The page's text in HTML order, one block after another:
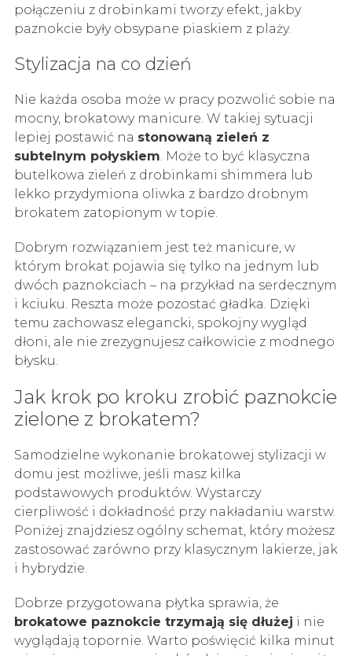
połączeniu z drobinkami tworzy efekt, jakby
paznokcie były obsypane piaskiem z plaży.
Stylizacja na co dzień
Nie każda osoba może w pracy pozwolić sobie na
mocny, brokatowy manicure. W takiej sytuacji
lepiej postawić na stonowaną zieleń z
subtelnym połyskiem. Może to być klasyczna
butelkowa zieleń z drobinkami shimmera lub
lekko przydymiona oliwka z bardzo drobnym
brokatem zatopionym w topie.
Dobrym rozwiązaniem jest też manicure, w
którym brokat pojawia się tylko na jednym lub
dwóch paznokciach – na przykład na serdecznym
i kciuku. Reszta może pozostać gładka. Dzięki
temu zachowasz elegancki, spokojny wygląd
dłoni, ale nie zrezygnujesz całkowicie z modnego
błysku.
Jak krok po kroku zrobić paznokcie
zielone z brokatem?
Samodzielne wykonanie brokatowej stylizacji w
domu jest możliwe, jeśli masz kilka
podstawowych produktów. Wystarczy
cierpliwość i dokładność przy nakładaniu warstw.
Poniżej znajdziesz ogólny schemat, który możesz
zastosować zarówno przy klasycznym lakierze, jak
i hybrydzie.
Dobrze przygotowana płytka sprawia, że
brokatowe paznokcie trzymają się dłużej i nie
wyglądają topornie. Warto poświęcić kilka minut